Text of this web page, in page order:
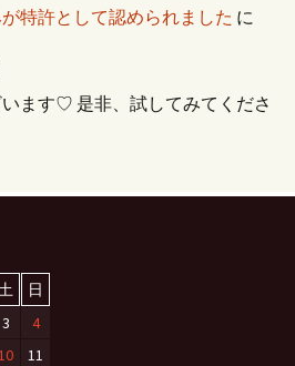
特許として認められました に
ます♡ 是非、試してみてくださ
日
3
4
11